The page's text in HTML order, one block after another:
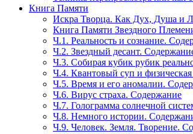
Книга Памяти
Искра Творца. Как Дух, Душа и
Книга Памяти Звездного
Ч.1. Реальность и сознание.
Ч.2. Звездный десант.
Ч.3. Собирая кубик рубик
Ч.4. Квантовый суп и
Ч.5. Время и его аномалии.
Ч.6. Вирус страха. Содержание
Ч.7. Голограмма солнечной
Ч.8. Немного истории.
Ч.9. Человек. Земля. Творение.